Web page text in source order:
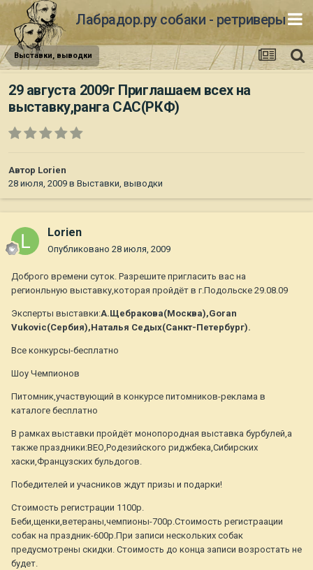
Лабрадор.ру собаки - ретриверы
Выставки, выводки
29 августа 2009г Приглашаем всех на
выставку,ранга САС(РКФ)
Автор Lorien
28 июля, 2009 в Выставки, выводки
Lorien
Опубликовано 28 июля, 2009
Доброго времени суток. Разрешите пригласить вас на
регионльную выставку,которая пройдёт в г.Подольске 29.08.09
Эксперты выставки:А.Щебракова(Москва),Goran
Vukovic(Сербия),Наталья Седых(Санкт-Петербург).
Все конкурсы-бесплатно
Шоу Чемпионов
Питомник,участвующий в конкурсе питомников-реклама в
каталоге бесплатно
В рамках выставки пройдёт монопородная выставка бурбулей,а
также праздники:ВЕО,Родезийского риджбека,Сибирских
хаски,Французских бульдогов.
Победителей и учасников ждут призы и подарки!
Стоимость регистрации 1100р.
Беби,щенки,ветераны,чемпионы-700р.Стоимость регистраации
собак на праздник-600р.При записи нескольких собак
предусмотрены скидки. Стоимость до конца записи возростать не
будет.